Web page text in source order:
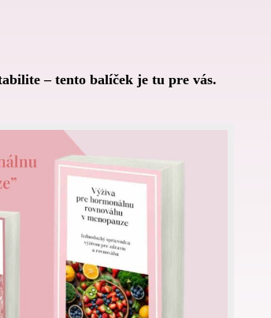
– tento balíček je tu pre vás.